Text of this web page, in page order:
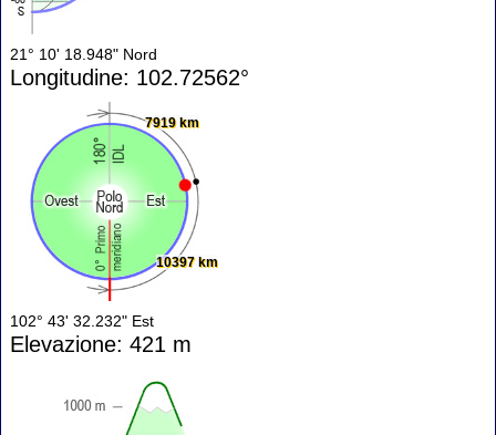
21° 10' 18.948" Nord
Longitudine: 102.72562°
10397 km
7919 km
102° 43' 32.232" Est
Elevazione: 421 m